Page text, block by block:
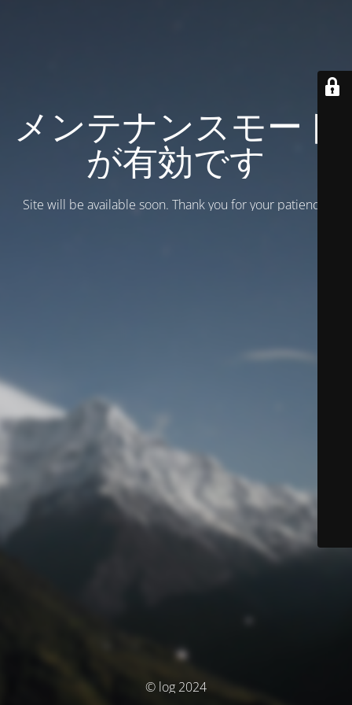
メンテナンスモード
が有効です
Site will be available soon. Thank you for your patience!
© log 2024